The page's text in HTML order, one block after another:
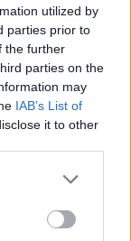
utilized by
parties prior to
the further
parties on the
may
IAB’s List of
it to other
mítosza 3.
a felnőtt élet